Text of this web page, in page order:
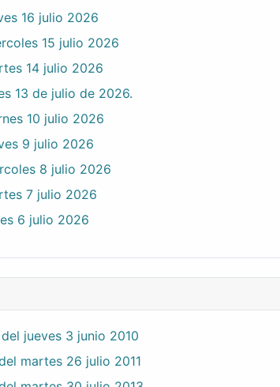
16 julio 2026
15 julio 2026
14 julio 2026
13 de julio de 2026.
10 julio 2026
9 julio 2026
8 julio 2026
7 julio 2026
6 julio 2026
jueves 3 junio 2010
martes 26 julio 2011